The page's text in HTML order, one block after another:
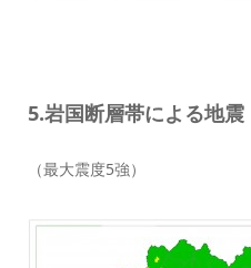
5.岩国断層帯による地震
（最大震度5強）